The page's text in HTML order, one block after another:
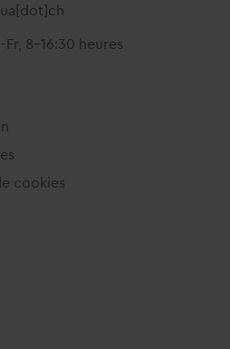
Fr, 8-16:30 heures
cookies